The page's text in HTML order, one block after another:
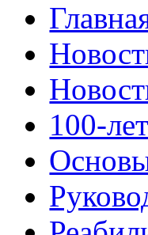
100-